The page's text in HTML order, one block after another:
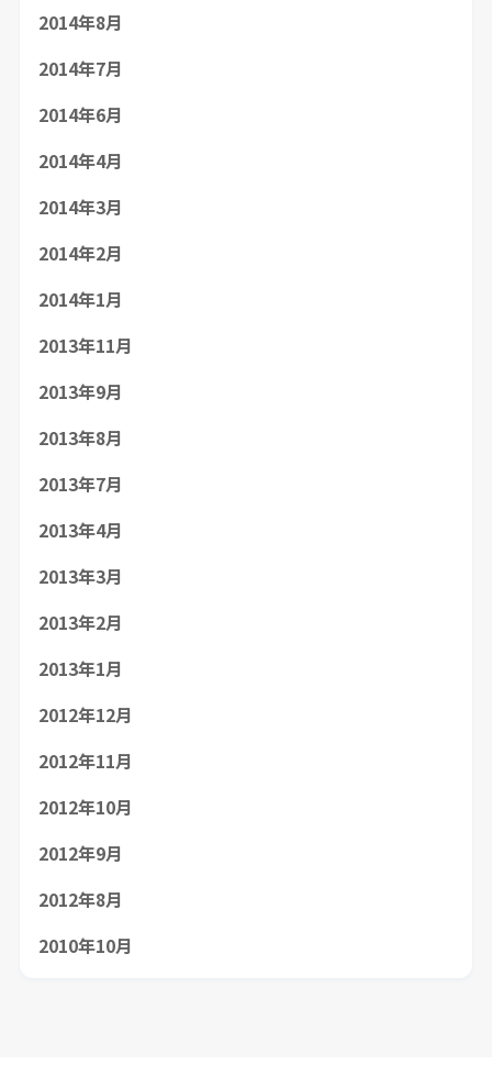
2014年8月
2014年7月
2014年6月
2014年4月
2014年3月
2014年2月
2014年1月
2013年11月
2013年9月
2013年8月
2013年7月
2013年4月
2013年3月
2013年2月
2013年1月
2012年12月
2012年11月
2012年10月
2012年9月
2012年8月
2010年10月